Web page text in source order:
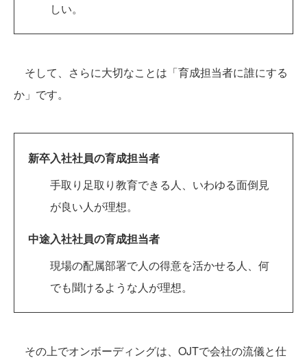
しい。
そして、さらに大切なことは「育成担当者に誰にする
か」です。
新卒入社社員の育成担当者
手取り足取り教育できる人、いわゆる面倒見
が良い人が理想。
中途入社社員の育成担当者
現場の配属部署で人の得意を活かせる人、何
でも聞けるような人が理想。
その上でオンボーディングは、OJTで会社の流儀と仕